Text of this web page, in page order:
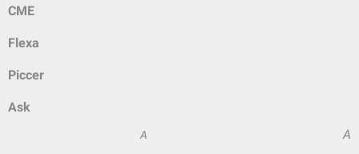
CME
Flexa
Piccer
Ask
A A